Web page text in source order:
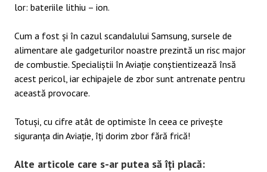
lor: bateriile lithiu – ion.
Cum a fost și în cazul scandalului Samsung, sursele de
alimentare ale gadgeturilor noastre prezintă un risc major
de combustie. Specialiștii în Aviație conștientizează însă
acest pericol, iar echipajele de zbor sunt antrenate pentru
această provocare.
Totuși, cu cifre atât de optimiste în ceea ce privește
siguranța din Aviație, îți dorim zbor fără frică!
Alte articole care s-ar putea să îți placă: